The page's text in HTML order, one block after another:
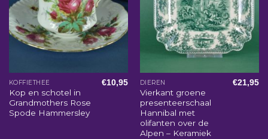
KOFFIETHEE
Kop en schotel in
Grandmothers Rose
Spode Hammersley
€10,95 DIEREN
Vierkant groene
presenteerschaal
Hannibal met
olifanten over de
Alpen – Keramiek
€21,95